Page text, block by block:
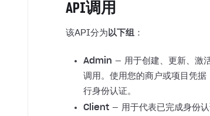
API调用
该API分为以下组 ：
Admin — 用于创建、更新、激
调用。使用您的商户或项目凭据
行身份认证。
Client — 用于代表已完成身份